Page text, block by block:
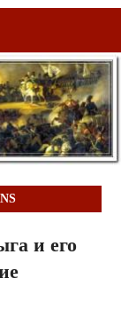
и его